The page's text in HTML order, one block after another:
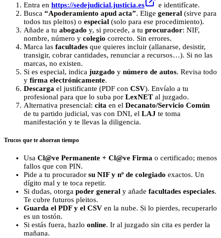
Entra en https://sedejudicial.justicia.es
e identifícate.
Busca “Apoderamiento apud acta”. Elige general (sirve para
todos tus pleitos) o especial (solo para ese procedimiento).
Añade a tu abogado y, si procede, a tu procurador: NIF,
nombre, número y colegio correcto. Sin errores.
Marca las facultades que quieres incluir (allanarse, desistir,
transigir, cobrar cantidades, renunciar a recursos…). Si no las
marcas, no existen.
Si es especial, indica juzgado y número de autos. Revisa todo
y firma electrónicamente.
Descarga el justificante (PDF con CSV). Envíalo a tu
profesional para que lo suba por LexNET al juzgado.
Alternativa presencial: cita en el Decanato/Servicio Común
de tu partido judicial, vas con DNI, el LAJ te toma
manifestación y te llevas la diligencia.
Trucos que te ahorran tiempo
Usa Cl@ve Permanente + Cl@ve Firma o certificado; menos
fallos que con PIN.
Pide a tu procurador su NIF y nº de colegiado exactos. Un
dígito mal y te toca repetir.
Si dudas, otorga poder general y añade facultades especiales.
Te cubre futuros pleitos.
Guarda el PDF y el CSV en la nube. Si lo pierdes, recuperarlo
es un tostón.
Si estás fuera, hazlo online. Ir al juzgado sin cita es perder la
mañana.